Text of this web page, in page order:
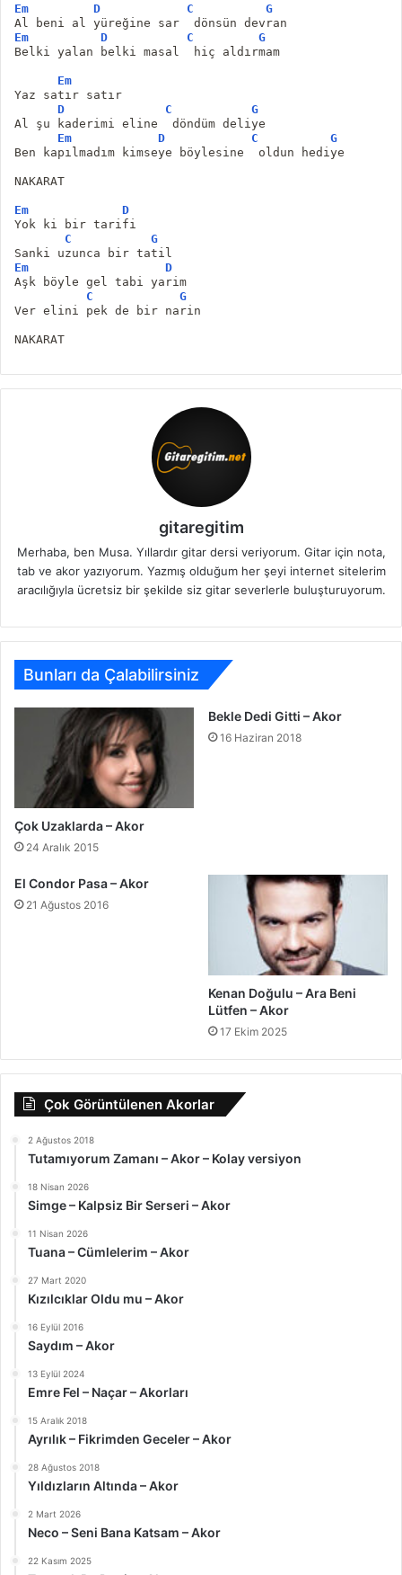
Em D C
G
Al beni al yüreğine sar  dönsün devran
Em
D C
G
Belki yalan belki masal  hiç aldırmam
Em
Yaz satır satır
D
C
G
Al şu kaderimi eline  döndüm deliye
Em
D C
G
Ben kapılmadım kimseye böylesine  oldun hediye
NAKARAT
Em
D
Yok ki bir tarifi
C
G
Sanki uzunca bir tatil
Em
D
Aşk böyle gel tabi yarim
C
G
Ver elini pek de bir narin
NAKARAT
gitaregitim
Merhaba, ben Musa. Yıllardır gitar dersi veriyorum. Gitar için nota,
tab ve akor yazıyorum. Yazmış olduğum her şeyi internet sitelerim
aracılığıyla ücretsiz bir şekilde siz gitar severlerle buluşturuyorum.
Bunları da Çalabilirsiniz
Çok Uzaklarda – Akor
24 Aralık 2015
Bekle Dedi Gitti – Akor
16 Haziran 2018
El Condor Pasa – Akor
21 Ağustos 2016
Kenan Doğulu – Ara Beni
Lütfen – Akor
17 Ekim 2025
Çok Görüntülenen Akorlar
2 Ağustos 2018
Tutamıyorum Zamanı – Akor – Kolay versiyon
18 Nisan 2026
Simge – Kalpsiz Bir Serseri – Akor
11 Nisan 2026
Tuana – Cümlelerim – Akor
27 Mart 2020
Kızılcıklar Oldu mu – Akor
16 Eylül 2016
Saydım – Akor
13 Eylül 2024
Emre Fel – Naçar – Akorları
15 Aralık 2018
Ayrılık – Fikrimden Geceler – Akor
28 Ağustos 2018
Yıldızların Altında – Akor
2 Mart 2026
Neco – Seni Bana Katsam – Akor
22 Kasım 2025